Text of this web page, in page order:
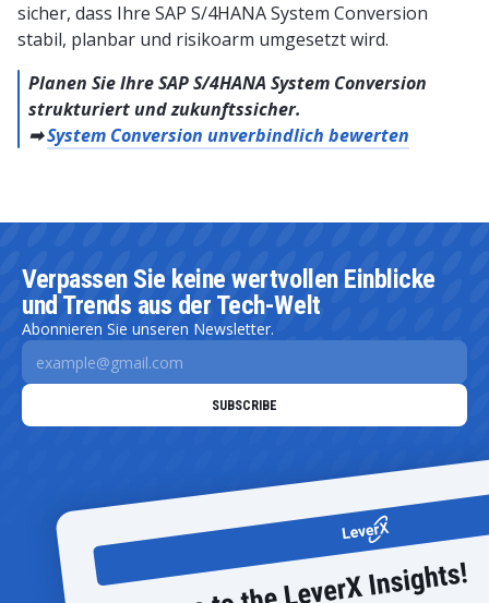
sicher, dass Ihre SAP S/4HANA System Conversion
stabil, planbar und risikoarm umgesetzt wird.
Planen Sie Ihre SAP S/4HANA System Conversion
strukturiert und zukunftssicher.
➡System Conversion unverbindlich bewerten
Verpassen Sie keine wertvollen Einblicke
und Trends aus der Tech-Welt
Abonnieren Sie unseren Newsletter.